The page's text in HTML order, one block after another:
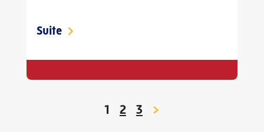
Suite
1 2 3 >